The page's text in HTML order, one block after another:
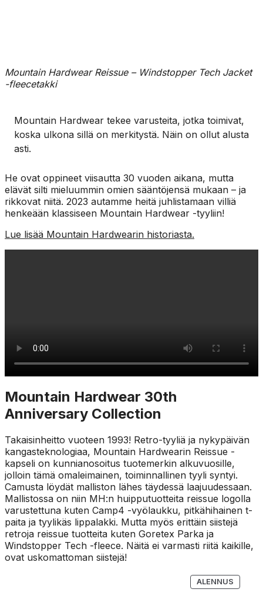
Mountain Hardwear Reissue – Windstopper Tech Jacket
-fleecetakki
Mountain Hardwear tekee varusteita, jotka toimivat,
koska ulkona sillä on merkitystä. Näin on ollut alusta
asti.
He ovat oppineet viisautta 30 vuoden aikana, mutta
elävät silti mieluummin omien sääntöjensä mukaan – ja
rikkovat niitä. 2023 autamme heitä juhlistamaan villiä
henkeään klassiseen Mountain Hardwear -tyyliin!
Lue lisää Mountain Hardwearin historiasta.
Mountain Hardwear 30th
Anniversary Collection
Takaisinheitto vuoteen 1993! Retro-tyyliä ja nykypäivän
kangasteknologiaa, Mountain Hardwearin Reissue -
kapseli on kunnianosoitus tuotemerkin alkuvuosille,
jolloin tämä omaleimainen, toiminnallinen tyyli syntyi.
Camusta löydät malliston lähes täydessä laajuudessaan.
Mallistossa on niin MH:n huipputuotteita reissue logolla
varustettuna kuten Camp4 -vyölaukku, pitkähihainen t-
paita ja tyylikäs lippalakki. Mutta myös erittäin siistejä
retroja reissue tuotteita kuten Goretex Parka ja
Windstopper Tech -fleece. Näitä ei varmasti riitä kaikille,
ovat uskomattoman siistejä!
ALENNUSTUOTE